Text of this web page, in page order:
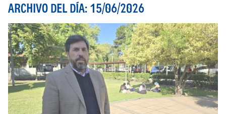
ARCHIVO DEL DÍA: 15/06/2026